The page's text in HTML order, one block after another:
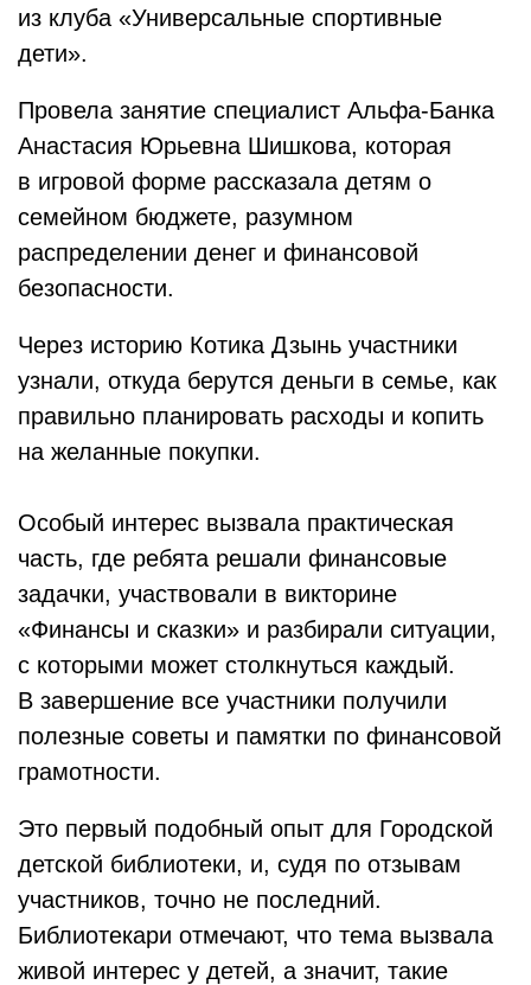
из клуба «Универсальные спортивные
дети».
Провела занятие специалист Альфа-Банка
Анастасия Юрьевна Шишкова, которая
в игровой форме рассказала детям о
семейном бюджете, разумном
распределении денег и финансовой
безопасности.
Через историю Котика Дзынь участники
узнали, откуда берутся деньги в семье, как
правильно планировать расходы и копить
на желанные покупки.
Особый интерес вызвала практическая
часть, где ребята решали финансовые
задачки, участвовали в викторине
«Финансы и сказки» и разбирали ситуации,
с которыми может столкнуться каждый.
В завершение все участники получили
полезные советы и памятки по финансовой
грамотности.
Это первый подобный опыт для Городской
детской библиотеки, и, судя по отзывам
участников, точно не последний.
Библиотекари отмечают, что тема вызвала
живой интерес у детей, а значит, такие